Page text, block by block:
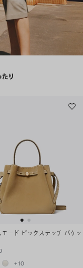
り
エード ピックステッチ バケッ
+10